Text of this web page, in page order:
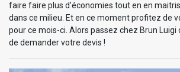
faire faire plus d’économies tout en en
dans ce milieu. Et en ce moment profitez de
pour ce mois-ci. Alors passez chez Brun
de demander votre devis !